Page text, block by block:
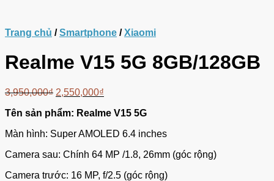
Trang chủ / Smartphone / Xiaomi
Realme V15 5G 8GB/128GB
3,950,000₫ 2,550,000₫
Tên sản phẩm: Realme V15 5G
Màn hình: Super AMOLED 6.4 inches
Camera sau: Chính 64 MP /1.8, 26mm (góc rộng)
Camera trước: 16 MP, f/2.5 (góc rộng)